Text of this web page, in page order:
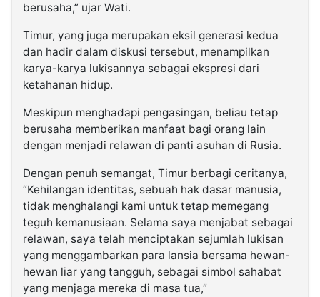
berusaha,” ujar Wati.
Timur, yang juga merupakan eksil generasi kedua
dan hadir dalam diskusi tersebut, menampilkan
karya-karya lukisannya sebagai ekspresi dari
ketahanan hidup.
Meskipun menghadapi pengasingan, beliau tetap
berusaha memberikan manfaat bagi orang lain
dengan menjadi relawan di panti asuhan di Rusia.
Dengan penuh semangat, Timur berbagi ceritanya,
“Kehilangan identitas, sebuah hak dasar manusia,
tidak menghalangi kami untuk tetap memegang
teguh kemanusiaan. Selama saya menjabat sebagai
relawan, saya telah menciptakan sejumlah lukisan
yang menggambarkan para lansia bersama hewan-
hewan liar yang tangguh, sebagai simbol sahabat
yang menjaga mereka di masa tua,”